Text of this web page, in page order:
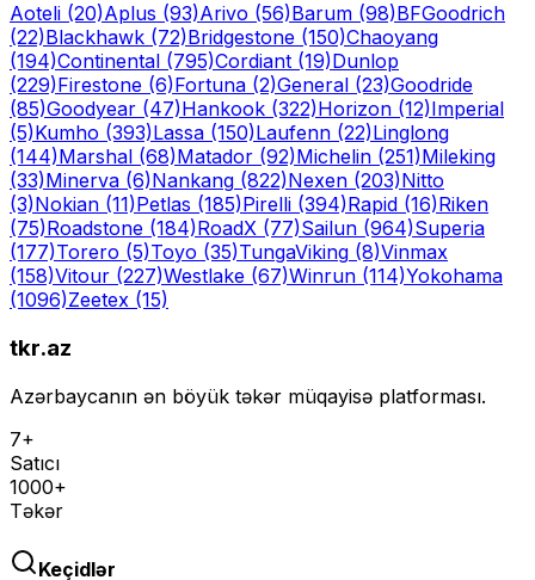
Aoteli (20)Aplus (93)Arivo (56)Barum (98)BFGoodrich
(22)Blackhawk (72)Bridgestone (150)Chaoyang
(194)Continental (795)Cordiant (19)Dunlop
(229)Firestone (6)Fortuna (2)General (23)Goodride
(85)Goodyear (47)Hankook (322)Horizon (12)Imperial
(5)Kumho (393)Lassa (150)Laufenn (22)Linglong
(144)Marshal (68)Matador (92)Michelin (251)Mileking
(33)Minerva (6)Nankang (822)Nexen (203)Nitto
(3)Nokian (11)Petlas (185)Pirelli (394)Rapid (16)Riken
(75)Roadstone (184)RoadX (77)Sailun (964)Superia
(177)Torero (5)Toyo (35)TungaViking (8)Vinmax
(158)Vitour (227)Westlake (67)Winrun (114)Yokohama
(1096)Zeetex (15)
tkr.az
Azərbaycanın ən böyük təkər müqayisə platforması.
7+
Satıcı
1000+
Təkər
Keçidlər